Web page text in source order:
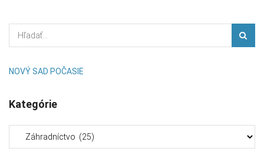
NOVÝ SAD POČASIE
Kategórie
Kategórie